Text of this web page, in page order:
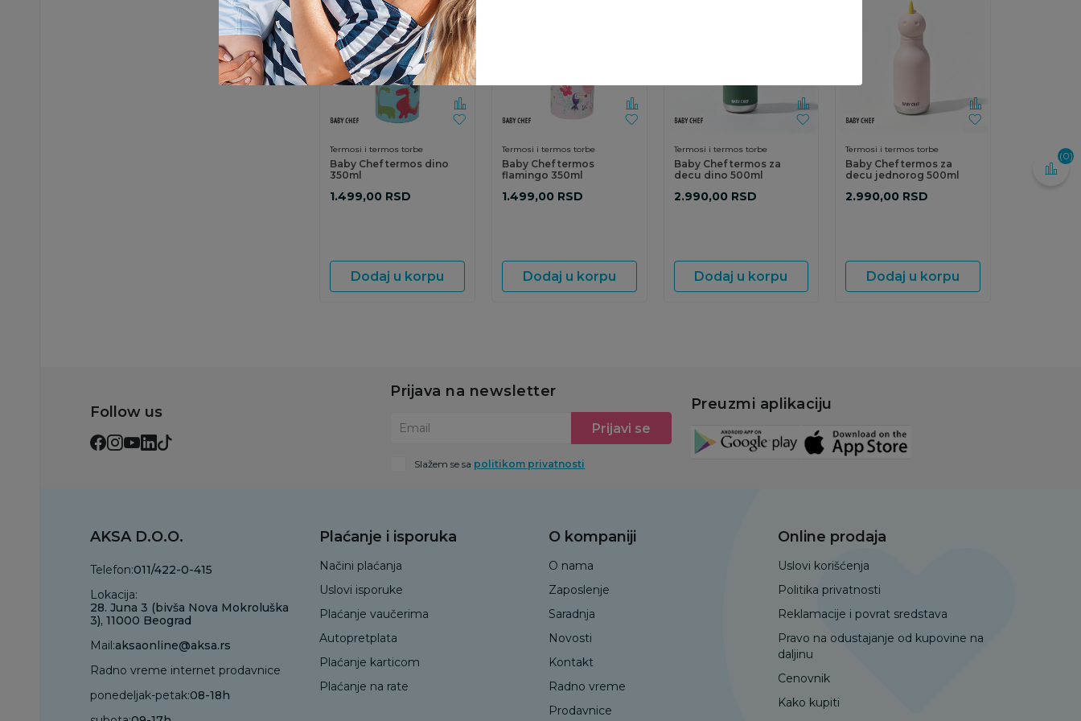
Termosi i termos torbe
Baby Chef termos dino
350ml
1.499,00 RSD
Dodaj u korpu
Termosi i termos torbe
Baby Chef termos
flamingo 350ml
1.499,00 RSD
Dodaj u korpu
Termosi i termos torbe
Baby Chef termos za
decu dino 500ml
2.990,00 RSD
Dodaj u korpu
Termosi i termos torbe
Baby Chef termos za
decu jednorog 500ml
2.990,00 RSD
Dodaj u korpu
(0)
Follow us
Prijava na newsletter
Email Prijavi se
Slažem se sa politikom privatnosti
Preuzmi aplikaciju
AKSA D.O.O.
Telefon:011/422-0-415
Lokacija:
28. Juna 3 (bivša Nova Mokroluška
3), 11000 Beograd
Mail:aksaonline@aksa.rs
Radno vreme internet prodavnice
ponedeljak-petak:08-18h
Plaćanje i isporuka
Načini plaćanja
Uslovi isporuke
Plaćanje vaučerima
Autopretplata
Plaćanje karticom
Plaćanje na rate
O kompaniji
O nama
Zaposlenje
Saradnja
Novosti
Kontakt
Radno vreme
Prodavnice
Online prodaja
Uslovi korišćenja
Politika privatnosti
Reklamacije i povrat sredstava
Pravo na odustajanje od kupovine na
daljinu
Cenovnik
Kako kupiti